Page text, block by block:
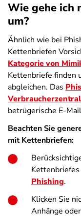
Wie gehe ich
um?
Ähnlich wie bei
Kettenbriefen
Kategorie von
Kettenbriefe finden
abgleichen. Das
betrügerische E-
Beachten Sie
mit Kettenbriefen:
Kettenbriefes
Phishing.
Klicken Sie
Anhänge